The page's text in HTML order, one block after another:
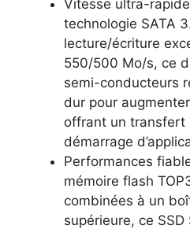
Vitesse ultra-
technologie SATA
lecture/écriture
550/500 Mo/s, ce
semi-conducteurs
dur pour
offrant un transfert
démarrage
Performances
mémoire flash
combinées à un
supérieure, ce SSD